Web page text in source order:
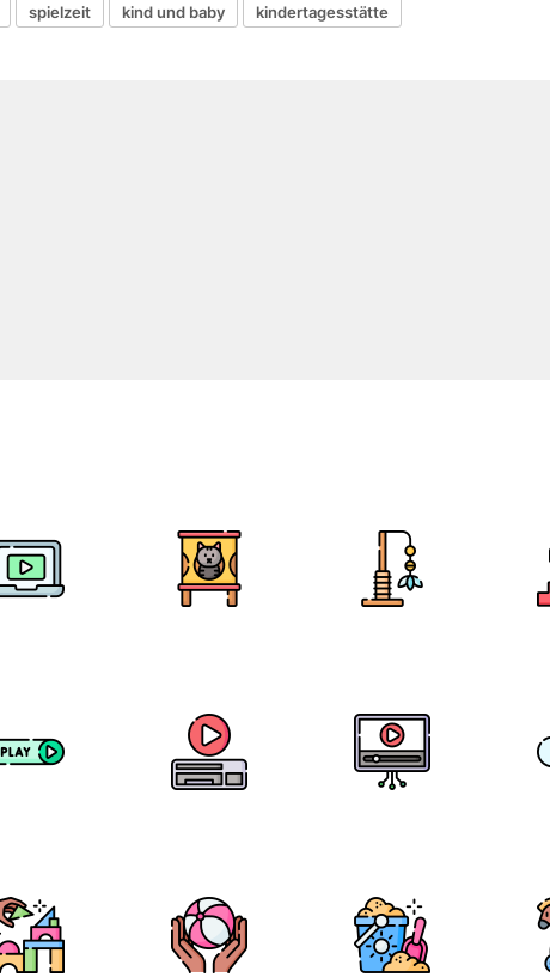
spielzeit kind und baby kindertagesstätte